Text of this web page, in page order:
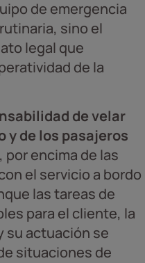
de emergencia
sino el
legal que
de la
de velar
y de los pasajeros
, por encima de las
el servicio a bordo
las tareas de
para el cliente, la
su actuación se
situaciones de